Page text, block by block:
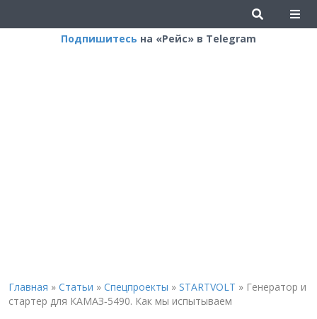
Подпишитесь на «Рейс» в Telegram
Главная » Статьи » Спецпроекты » STARTVOLT » Генератор и
стартер для КАМАЗ‑5490. Как мы испытываем